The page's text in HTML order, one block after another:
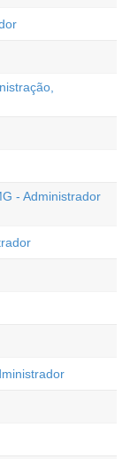
- Administrador